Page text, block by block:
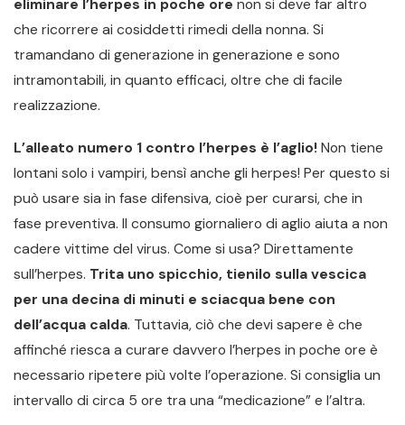
eliminare l’herpes in poche ore non si deve far altro
che ricorrere ai cosiddetti rimedi della nonna. Si
tramandano di generazione in generazione e sono
intramontabili, in quanto efficaci, oltre che di facile
realizzazione.
L’alleato numero 1 contro l’herpes è l’aglio!Non tiene
lontani solo i vampiri, bensì anche gli herpes! Per questo si
può usare sia in fase difensiva, cioè per curarsi, che in
fase preventiva. Il consumo giornaliero di aglio aiuta a non
cadere vittime del virus. Come si usa? Direttamente
sull’herpes. Trita uno spicchio, tienilo sulla vescica
per una decina di minuti e sciacqua bene con
dell’acqua calda. Tuttavia, ciò che devi sapere è che
affinché riesca a curare davvero l’herpes in poche ore è
necessario ripetere più volte l’operazione. Si consiglia un
intervallo di circa 5 ore tra una “medicazione” e l’altra.